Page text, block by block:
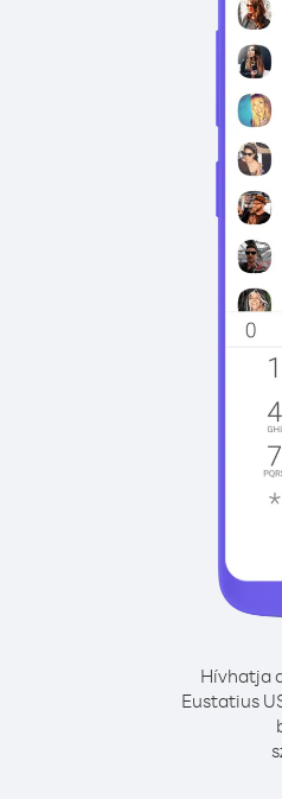
Hívhatja
Eustatius